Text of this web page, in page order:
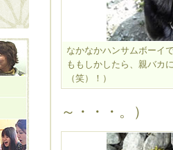
なかなかハンサムボーイ
ももしかしたら、親バカ
（笑）！）
～・・・。）